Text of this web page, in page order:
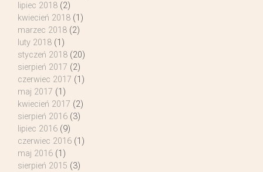
lipiec 2018 (2)
kwiecień 2018 (1)
marzec 2018 (2)
luty 2018 (1)
styczeń 2018 (20)
sierpień 2017 (2)
czerwiec 2017 (1)
maj 2017 (1)
kwiecień 2017 (2)
sierpień 2016 (3)
lipiec 2016 (9)
czerwiec 2016 (1)
maj 2016 (1)
sierpień 2015 (3)